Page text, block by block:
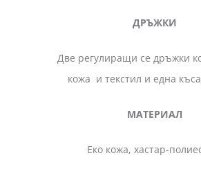
ДРЪЖКИ
Две регулиращи се дръжки
кожа и текстил и една
МАТЕРИАЛ
Еко кожа, хастар-